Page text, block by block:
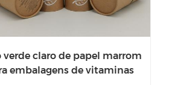
verde claro de papel marrom
embalagens de vitaminas